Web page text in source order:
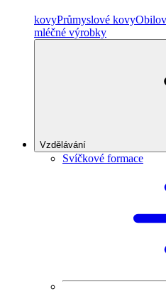
kovyPrůmyslové kovy
mléčné výrobky
Vzdělávání
Svíčkové formace